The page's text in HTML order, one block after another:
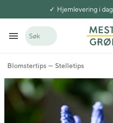
Hjemlevering i dag
Søk
Blomstertips Stelletips